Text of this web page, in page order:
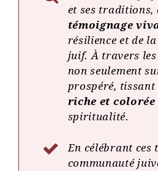
et ses traditions,
témoignage
résilience et de
juif. À travers les
non seulement
prospéré, tissant
riche et colorée
spiritualité.
En célébrant
communauté